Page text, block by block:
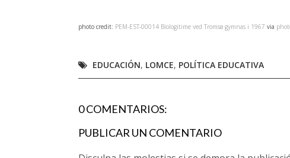
photo credit: PEM-EST-00014 Biologitime ved Tromsø gymnas i 1967 via
EDUCACIÓN, LOMCE, POLÍTICA EDUCATIVA
0 COMENTARIOS:
PUBLICAR UN COMENTARIO